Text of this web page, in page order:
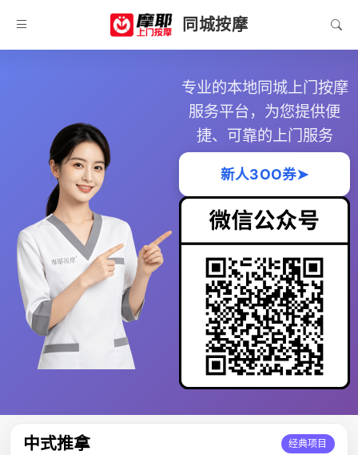
同城按摩
专业的本地同城上门按摩
服务平台，为您提供便
捷、可靠的上门服务
新人3OO券➤
中式推拿 经典项目